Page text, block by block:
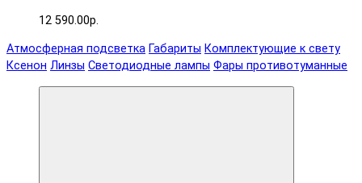
12 590.00р.
Атмосферная подсветка Габариты Комплектующие к свету
Ксенон Линзы Светодиодные лампы Фары противотуманные